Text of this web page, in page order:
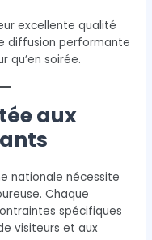
excellente qualité
diffusion performante
qu’en soirée.
aux
nationale nécessite
Chaque
spécifiques
visiteurs et aux